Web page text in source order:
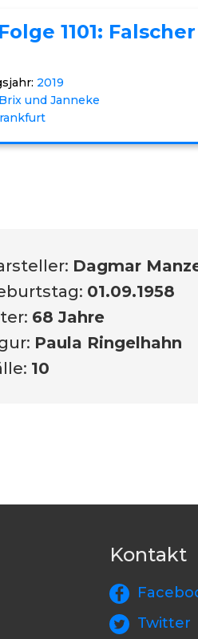
1101: Falscher
2019
Brix und Janneke
Dagmar
01.09.1958
68 Jahre
Paula Ringelhahn
10
Kontakt
Twitter